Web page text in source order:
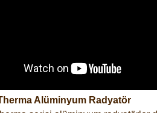
Alüminyum Radyatör